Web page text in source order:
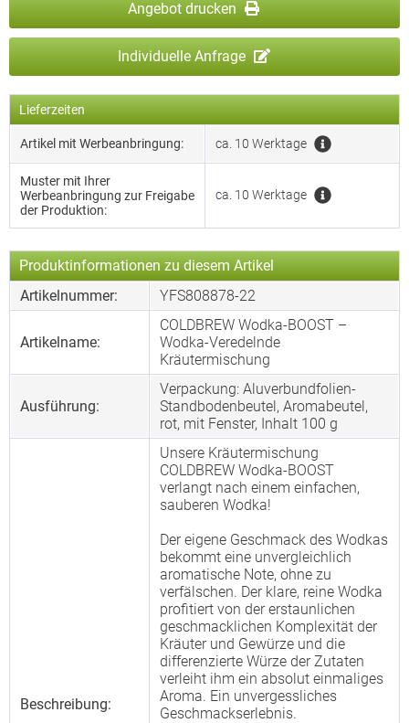
Angebot drucken
Individuelle Anfrage
Lieferzeiten
Artikel mit Werbeanbringung: ca. 10 Werktage
Muster mit Ihrer
Werbeanbringung zur Freigabe
der Produktion:
ca. 10 Werktage
Produktinformationen zu diesem Artikel
Artikelnummer:
YFS808878-22
Artikelname:
COLDBREW Wodka-BOOST –
Wodka-Veredelnde
Kräutermischung
Ausführung:
Verpackung: Aluverbundfolien-
Standbodenbeutel, Aromabeutel,
rot, mit Fenster, Inhalt 100 g
Beschreibung:
Unsere Kräutermischung
COLDBREW Wodka-BOOST
verlangt nach einem einfachen,
sauberen Wodka!
Der eigene Geschmack des Wodkas
bekommt eine unvergleichlich
aromatische Note, ohne zu
verfälschen. Der klare, reine Wodka
profitiert von der erstaunlichen
geschmacklichen Komplexität der
Kräuter und Gewürze und die
differenzierte Würze der Zutaten
verleiht ihm ein absolut einmaliges
Aroma. Ein unvergessliches
Geschmackserlebnis.